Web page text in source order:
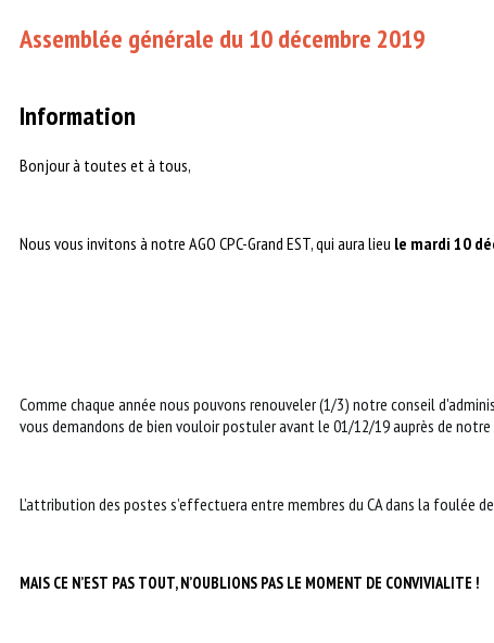
Assemblée générale du 10 décembre 2019
Information
Bonjour à toutes et à tous,
Nous vous invitons à notre AGO CPC-Grand EST, qui aura lieu le mardi 10
Comme chaque année nous pouvons renouveler (1/3) notre conseil
vous demandons de bien vouloir postuler avant le 01/12/19 auprès de
L’attribution des postes s’effectuera entre membres du CA dans la foulée de
MAIS CE N’EST PAS TOUT, N’OUBLIONS PAS LE MOMENT DE CONVIVIALITE !